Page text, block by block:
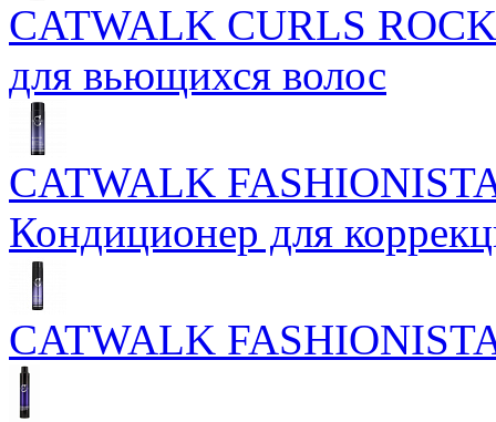
CATWALK CURLS
для вьющихся волос
CATWALK
Кондиционер для
CATWALK